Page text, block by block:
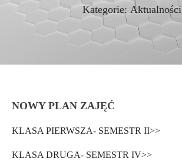
Kategorie: Aktualności
NOWY PLAN ZAJĘĆ
KLASA PIERWSZA- SEMESTR II>>
KLASA DRUGA- SEMESTR IV>>